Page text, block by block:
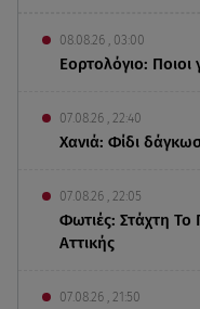
08.08.26 , 03:00
Εορτολόγιο:
07.08.26 , 22:40
Χανιά: Φίδι
07.08.26 , 22:05
Φωτιές: Στάχτη Το
Αττικής
07.08.26 , 21:50